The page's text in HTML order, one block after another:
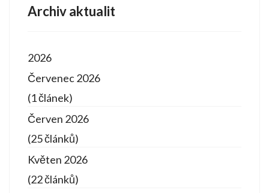
Archiv aktualit
2026
Červenec 2026
(1 článek)
Červen 2026
(25 článků)
Květen 2026
(22 článků)